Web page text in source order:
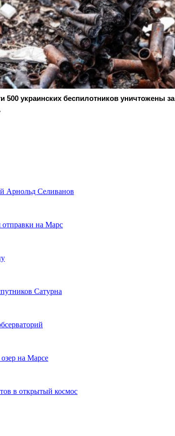
500 украинских беспилотников уничтожены за
Арнольд Селиванов
отправки на Марс
Сатурна
на Марсе
в открытый космос